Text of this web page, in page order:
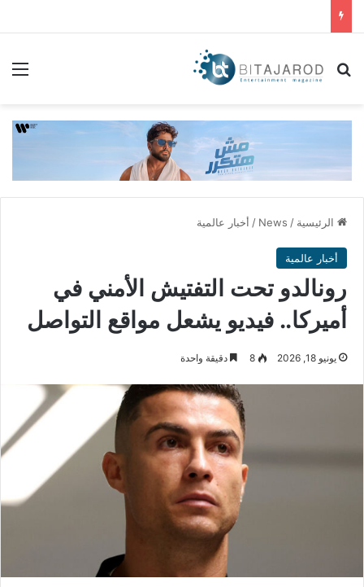
بحث عن
الرئيسية /
News
/ أخبار عالمية
أخبار عالمية
رونالدو تحت التفتيش الأمني في
أميركا.. فيديو يشعل مواقع التواصل
يونيو 18, 2026 8 دقيقة واحدة